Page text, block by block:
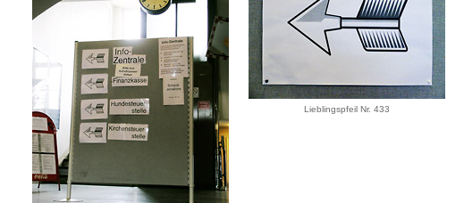
Lieblingspfeil Nr. 433